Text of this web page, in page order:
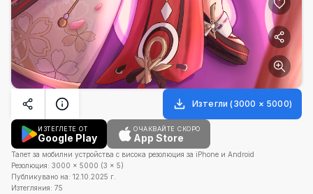
Изтегли (3000 × 5000)
ИЗТЕГЛЕТЕ ОТ
Google Play
ОЧАКВАЙТЕ СКОРО
App Store
Тапет за мобилни устройства с висока резолюция за iPhone и Android
Резолюция: 3000 × 5000 (3 × 5)
Публикувано на: 12.10.2025 г.
Изтегляния: 75